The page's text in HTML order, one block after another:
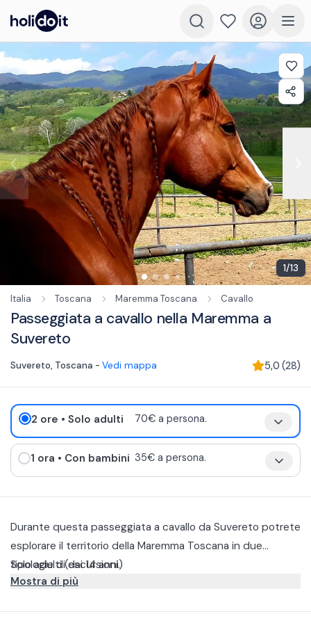
1/13
Italia Toscana Maremma Toscana Cavallo
Passeggiata a cavallo nella Maremma a
Suvereto
Suvereto, Toscana - Vedi mappa 5,0 (28)
2 ore • Solo adulti 70€ a persona.
1 ora • Con bambini 35€ a persona.
Durante questa passeggiata a cavallo da Suvereto potrete
esplorare il territorio della Maremma Toscana in due
tipologie di escursioni.
Solo adulti (dai 14 anni)
La passeggiata a cavallo tra vigneti e uliveti vi farà
Mostra di più